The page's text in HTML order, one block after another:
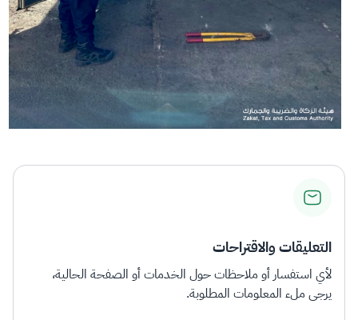
التعليقات والاقتراحات
لأي استفسار أو ملاحظات حول الخدمات أو الصفحة الحالية،
يرجى ملء المعلومات المطلوبة.